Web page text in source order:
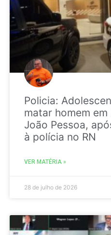
Policia:
matar homem
João Pessoa,
à polícia no RN
VER MATÉRIA »
28 de julho de 2026